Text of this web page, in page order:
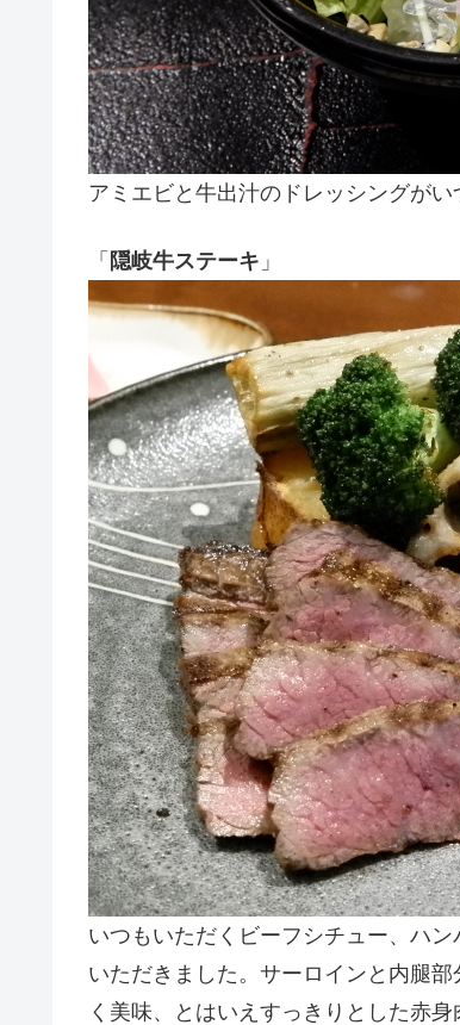
アミエビと牛出汁のドレッシングがい
「 隠岐牛ステーキ 」
いつもいただくビーフシチュー、ハ
いただきました。サーロインと内腿
く美味、とはいえすっきりとした赤